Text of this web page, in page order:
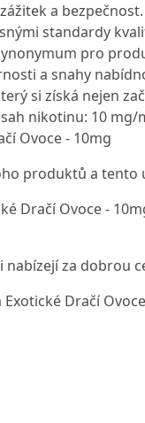
a
standardy
pro
a snahy
si získá nejen
nikotinu: 10 mg/
Ovoce - 10mg
produktů a tento
Dračí Ovoce -
nabízejí za dobrou
Dračí